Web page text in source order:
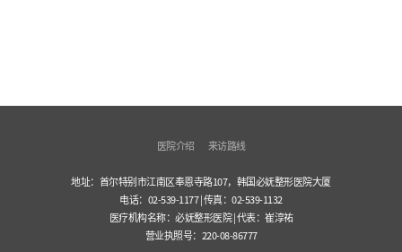
医院介绍 来访路线
地址：首尔特别市江南区奉恩寺路107，韩国必妩整形医院大厦
电话：02-539-1177 | 传真：02-539-1132
医疗机构名称：必妩整形医院 | 代表：崔淳祐
营业执照号：220-08-86777